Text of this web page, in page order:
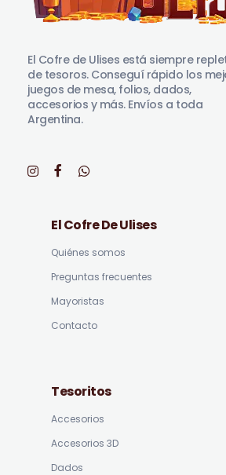
El Cofre de Ulises está siempre
de tesoros. Conseguí rápido los
juegos de mesa, folios, dados,
accesorios y más. Envíos a toda
Argentina.
El Cofre De Ulises
Quiénes somos
Preguntas frecuentes
Mayoristas
Contacto
Tesoritos
Accesorios
Accesorios 3D
Dados